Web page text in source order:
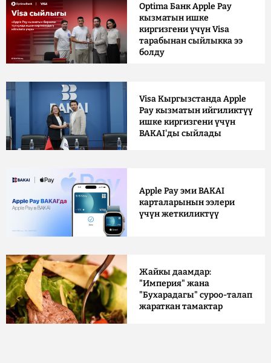
Optima Банк Apple Pay
кызматын ишке
киргизгени үчүн Visa
тарабынан сыйлыкка ээ
болду
Visa Кыргызстанда Apple
Pay кызматын ийгиликтүү
ишке киргизгени үчүн
BAKAI'ды сыйлады
Apple Pay эми BAKAI
карталарынын ээлери
үчүн жеткиликтүү
Жайкы даамдар:
"Империя" жана
"Бухарадагы" суроо-талап
жараткан тамактар